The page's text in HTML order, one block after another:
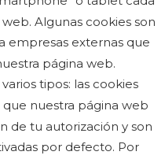
Algunas cookies son
empresas externas que
página web.
tipos: las cookies
que nuestra página web
de tu autorización y son
por defecto. Por